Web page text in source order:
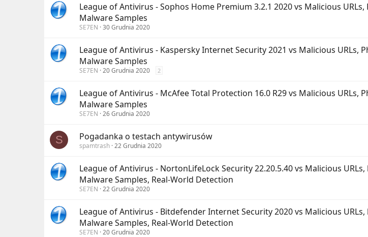
League of Antivirus - Sophos Home Premium 3.2.1 2020 vs Malicious URLs,
Malware Samples
SE7EN 30 Grudnia 2020
League of Antivirus - Kaspersky Internet Security 2021 vs Malicious URLs,
Malware Samples
SE7EN 20 Grudnia 2020 2
League of Antivirus - McAfee Total Protection 16.0 R29 vs Malicious URLs,
Malware Samples
SE7EN 26 Grudnia 2020
S Pogadanka o testach antywirusów
spamtrash 22 Grudnia 2020
League of Antivirus - NortonLifeLock Security 22.20.5.40 vs Malicious URLs,
Malware Samples, Real-World Detection
SE7EN 22 Grudnia 2020
League of Antivirus - Bitdefender Internet Security 2020 vs Malicious URLs,
Malware Samples, Real-World Detection
SE7EN 20 Grudnia 2020